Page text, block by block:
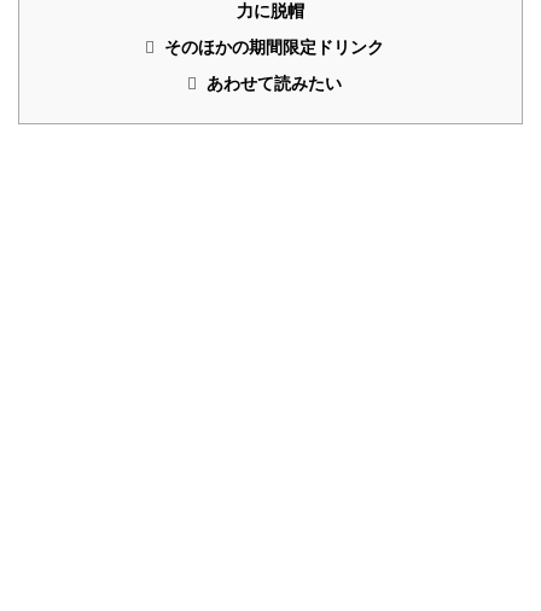
力に脱帽
そのほかの期間限定ドリンク
あわせて読みたい